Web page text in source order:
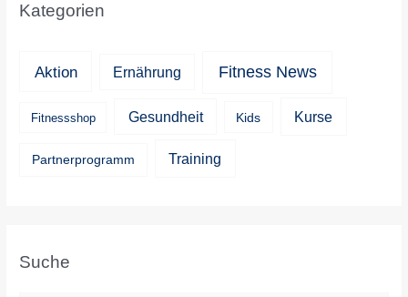
Kategorien
Aktion Ernährung Fitness News
Fitnessshop Gesundheit Kids Kurse
Partnerprogramm Training
Suche